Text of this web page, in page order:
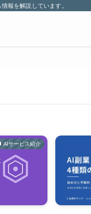
報を解説しています。
AIサービス紹介